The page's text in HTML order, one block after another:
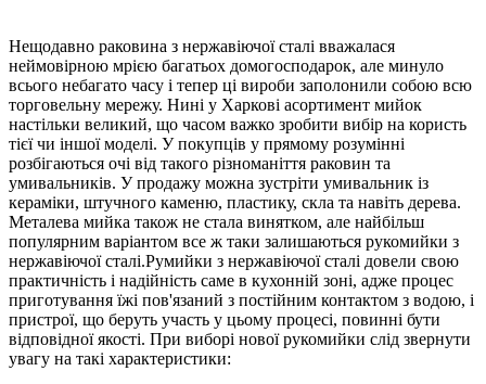
Нещодавно раковина з нержавіючої сталі вважалася
неймовірною мрією багатьох домогосподарок, але минуло
всього небагато часу і тепер ці вироби заполонили собою всю
торговельну мережу. Нині у Харкові асортимент мийок
настільки великий, що часом важко зробити вибір на користь
тієї чи іншої моделі. У покупців у прямому розумінні
розбігаються очі від такого різноманіття раковин та
умивальників. У продажу можна зустріти умивальник із
кераміки, штучного каменю, пластику, скла та навіть дерева.
Металева мийка також не стала винятком, але найбільш
популярним варіантом все ж таки залишаються рукомийки з
нержавіючої сталі.Румийки з нержавіючої сталі довели свою
практичність і надійність саме в кухонній зоні, адже процес
приготування їжі пов'язаний з постійним контактом з водою, і
пристрої, що беруть участь у цьому процесі, повинні бути
відповідної якості. При виборі нової рукомийки слід звернути
увагу на такі характеристики: